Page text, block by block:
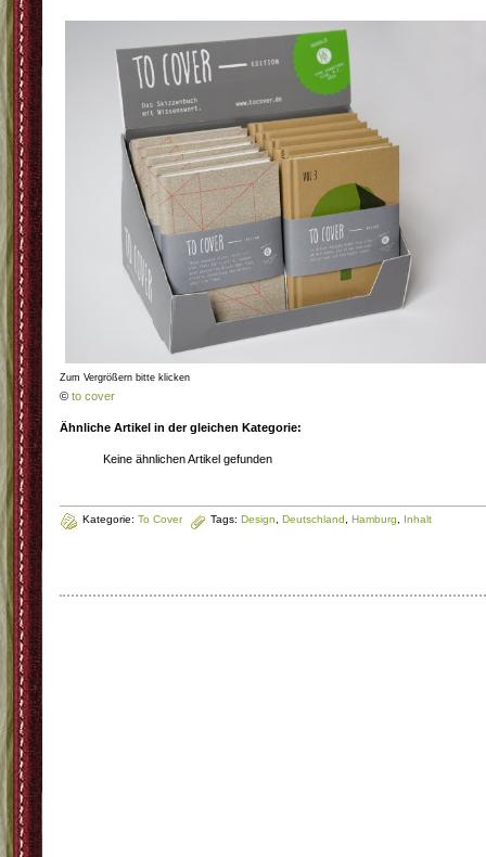
Zum Vergrößern bitte klicken
© to cover
Ähnliche Artikel in der gleichen Kategorie:
Keine ähnlichen Artikel gefunden
Kategorie: To Cover Tags: Design, Deutschland, Hamburg, Inhalt